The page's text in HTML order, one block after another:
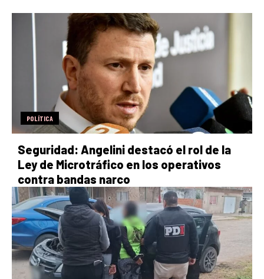
POLÍTICA
Seguridad: Angelini destacó el rol de la
Ley de Microtráfico en los operativos
contra bandas narco